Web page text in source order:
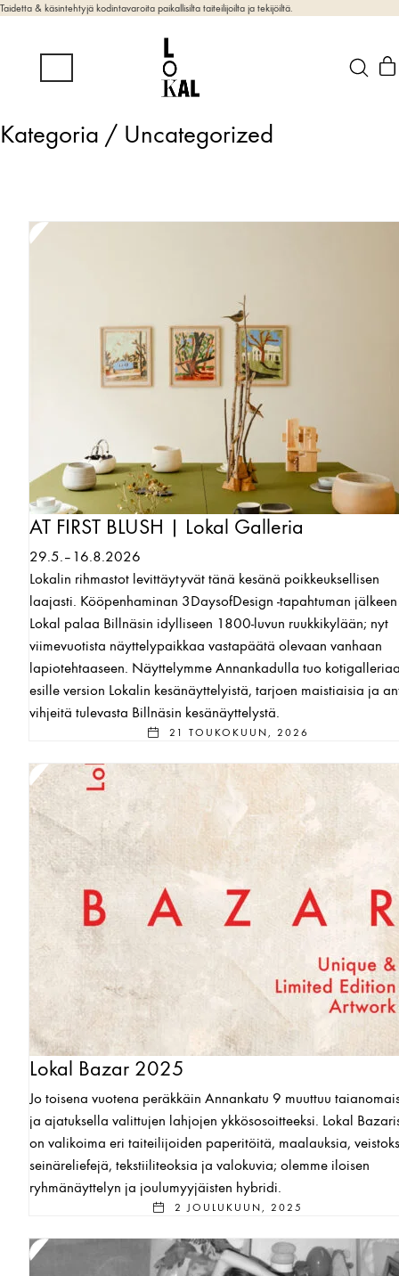
Taidetta & käsintehtyjä kodintavaroita paikallisilta taiteilijoilta ja tekijöiltä.
Kategoria / Uncategorized
AT FIRST BLUSH | Lokal Galleria
29.5.–16.8.2026
Lokalin rihmastot levittäytyvät tänä kesänä poikkeuksellisen
laajasti. Kööpenhaminan 3DaysofDesign -tapahtuman jälkeen
Lokal palaa Billnäsin idylliseen 1800-luvun ruukkikylään; nyt
viimevuotista näyttelypaikkaa vastapäätä olevaan vanhaan
lapiotehtaaseen. Näyttelymme Annankadulla tuo
esille version Lokalin kesänäyttelyistä, tarjoen maistiaisia ja
vihjeitä tulevasta Billnäsin kesänäyttelystä.
21 TOUKOKUUN, 2026
Lokal Bazar 2025
Jo toisena vuotena peräkkäin Annankatu 9 muuttuu
ja ajatuksella valittujen lahjojen ykkösosoitteeksi. Lokal
on valikoima eri taiteilijoiden paperitöitä, maalauksia,
seinäreliefejä, tekstiiliteoksia ja valokuvia; olemme iloisen
ryhmänäyttelyn ja joulumyyjäisten hybridi.
2 JOULUKUUN, 2025